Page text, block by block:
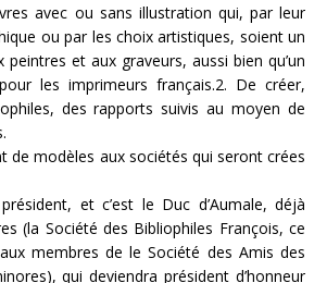
avec ou sans illustration qui, par leur
ou par les choix artistiques, soient un
et aux graveurs, aussi bien qu’un
les imprimeurs français.2. De créer,
des rapports suivis au moyen de
de modèles aux sociétés qui seront crées
et c’est le Duc d’Aumale, déjà
(la Société des Bibliophiles François, ce
membres de le Société des Amis des
qui deviendra président d’honneur